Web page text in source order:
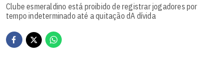
Clube esmeraldino está proibido de registrar jogadores por
tempo indeterminado até a quitação dA dívida